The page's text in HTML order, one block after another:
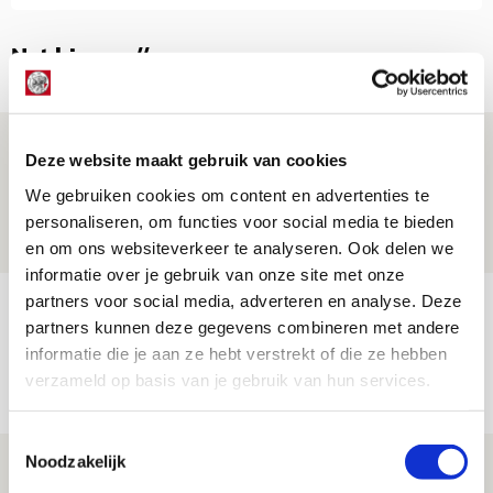
Deze website maakt gebruik van cookies
We gebruiken cookies om content en advertenties te
personaliseren, om functies voor social media te bieden
en om ons websiteverkeer te analyseren. Ook delen we
informatie over je gebruik van onze site met onze
partners voor social media, adverteren en analyse. Deze
partners kunnen deze gegevens combineren met andere
informatie die je aan ze hebt verstrekt of die ze hebben
verzameld op basis van je gebruik van hun services.
Noodzakelijk
Net binnen //
Drie dingen die je moet weten over PEC
Míchels elf: met welke formatie begin
jij aan nieuw eredivisieseizoen?
08 AUGUSTUS 2026 - 11:34
Spelen bij Jong Ajax of Ajax 1? Dat